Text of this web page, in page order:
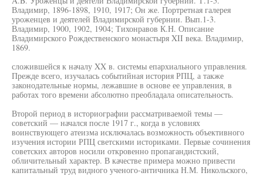
Владимир, 1896-1898, 1910, 1917; Он же. Портретная галерея
уроженцев и деятелей Владимирской губернии. Вып.1-3.
Владимир, 1900, 1902, 1904; Тихонравов К.Н. Описание
Владимирского Рождественского монастыря XII века. Владимир,
1869.
сложившейся к началу XX в. системы епархиального управления.
Прежде всего, изучалась событийная история РПЦ, а также
законодательные нормы, лежавшие в основе ее управления, в
работах того времени абсолютно преобладала описательность.
Второй период в историографии рассматриваемой темы —
советский — начался после 1917 г., когда в условиях
воинствующего атеизма исключалась возможность объективного
изучения истории РПЦ светскими историками. Первые сочинения
советских авторов носили откровенно пропагандистский,
обличительный характер. В качестве примера можно привести
капитальный труд видного ученого-античника Н.М. Никольского,